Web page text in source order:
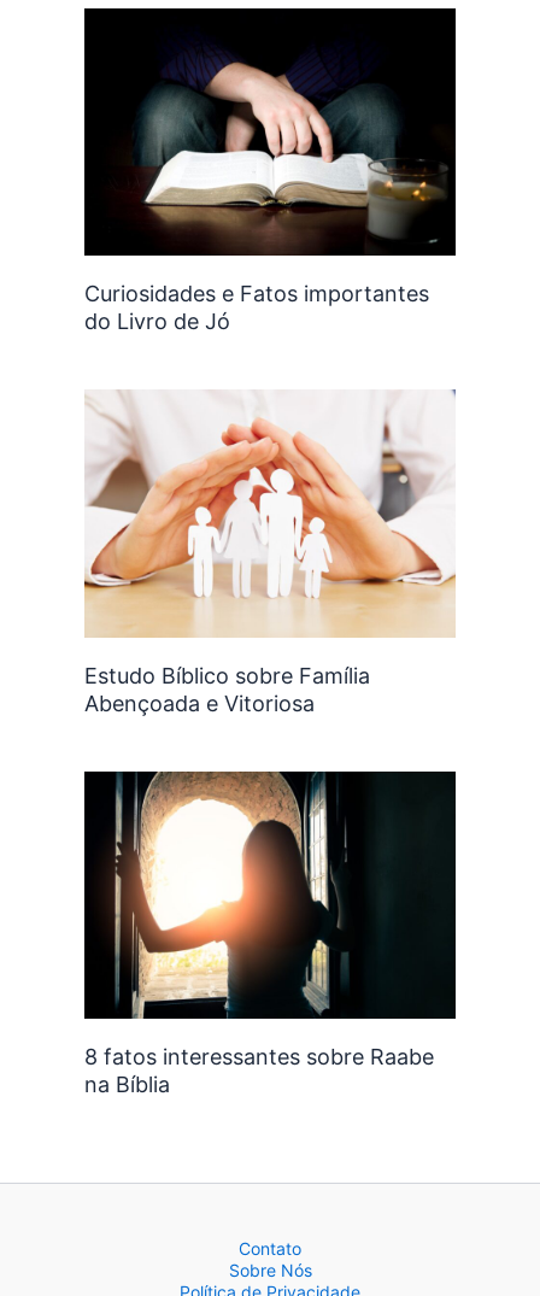
Curiosidades e Fatos importantes
do Livro de Jó
Estudo Bíblico sobre Família
Abençoada e Vitoriosa
8 fatos interessantes sobre Raabe
na Bíblia
Contato
Sobre Nós
Política de Privacidade